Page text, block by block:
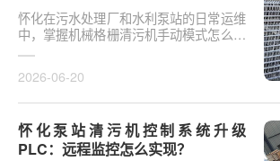
怀化在污水处理厂和水利泵站的日常运维
中，掌握机械格栅清污机手动模式怎么操
作是保障设备稳定运行的基础环节。以某
2026-06-20
怀化泵站清污机控制系统升级
PLC：远程监控怎么实现？